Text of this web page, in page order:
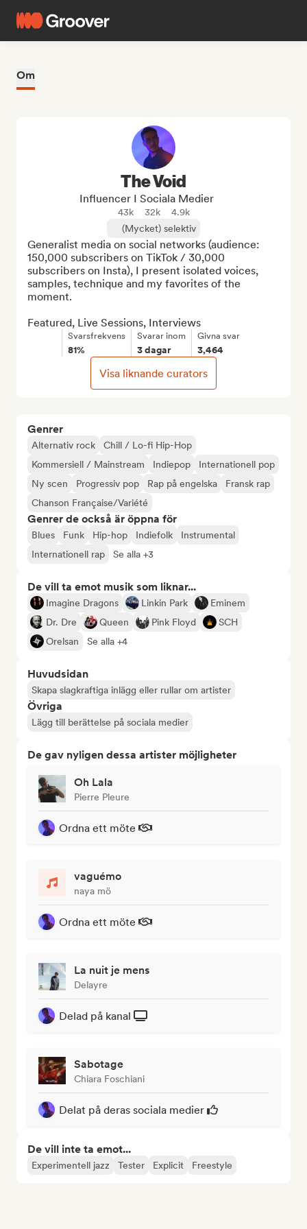
Om
Genrer
Alternativ rock
Chill / Lo-fi Hip-Hop
Kommersiell / Mainstream
Indiepop
Internationell pop
Ny scen
Progressiv pop Rap på engelska
Fransk rap
Chanson Française/Variété
Genrer de också är öppna för
Blues Funk Hip-hop Indiefolk
Instrumental
Internationell rap
Se alla +3
De vill ta emot musik som liknar...
Imagine Dragons Linkin Park
Eminem
Dr. Dre
Queen Pink Floyd
SCH
Orelsan
Se alla +4
Huvudsidan
Skapa slagkraftiga inlägg eller rullar om artister
Övriga
Lägg till berättelse på sociala medier
De gav nyligen dessa artister möjligheter
Oh Lala
Pierre Pleure
Ordna ett möte
vaguémo
naya mö
Ordna ett möte
La nuit je mens
Delayre
Delad på kanal
Sabotage
Chiara Foschiani
Delat på deras sociala medier
De vill inte ta emot...
Experimentell jazz Tester Explicit Freestyle
The Void
Influencer I Sociala Medier
43k 32k
4.9k
(Mycket) selektiv
Generalist media on social networks (audience:
150,000 subscribers on TikTok / 30,000
subscribers on Insta), I present isolated voices,
samples, technique and my favorites of the
moment.
Featured, Live Sessions, Interviews
Svarsfrekvens
81%
Svarar inom
3 dagar
Givna svar
3,464
Visa liknande curators